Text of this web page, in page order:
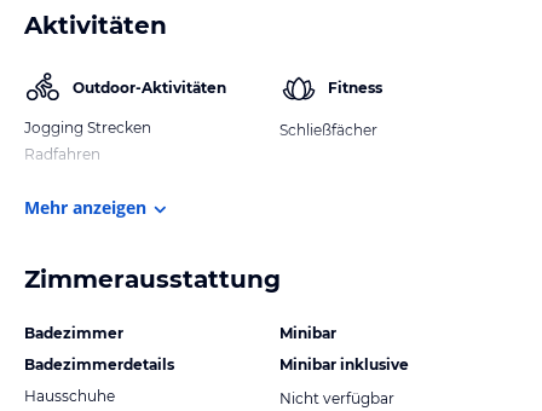
Aktivitäten
Outdoor-Aktivitäten
Jogging Strecken
Radfahren
Fitness
Schließfächer
Mehr anzeigen
Zimmerausstattung
Badezimmer
Badezimmerdetails
Hausschuhe
Minibar
Minibar inklusive
Nicht verfügbar